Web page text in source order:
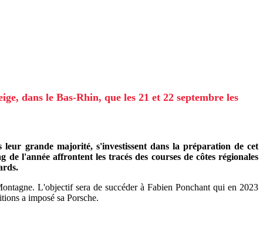
dans le Bas-Rhin, que les 21 et 22 septembre les
grande majorité, s'investissent dans la préparation de cet
l'année affrontent les tracés des courses de côtes régionales
L'objectif sera de succéder à Fabien Ponchant qui en 2023
a imposé sa Porsche.